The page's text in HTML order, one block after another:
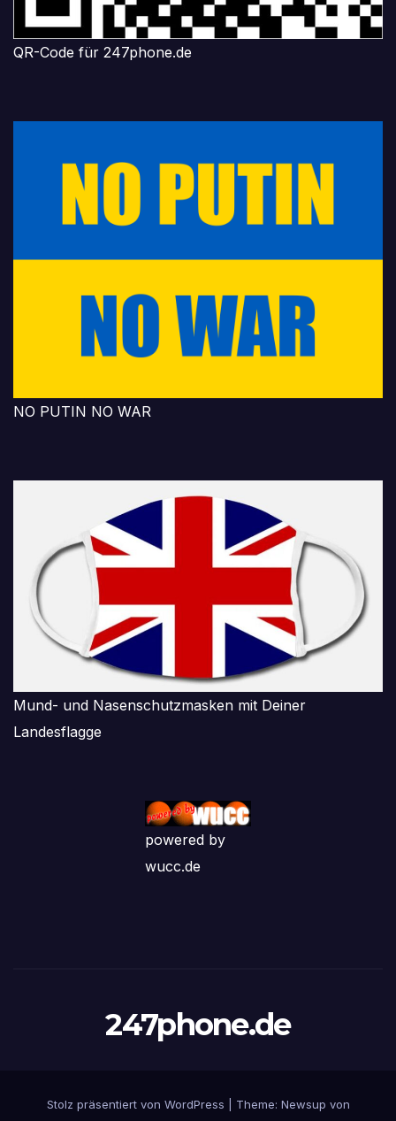
QR-Code für 247phone.de
NO PUTIN NO WAR
Mund- und Nasenschutzmasken mit Deiner
Landesflagge
powered by
wucc.de
247phone.de
Stolz präsentiert von WordPress
Theme: Newsup von